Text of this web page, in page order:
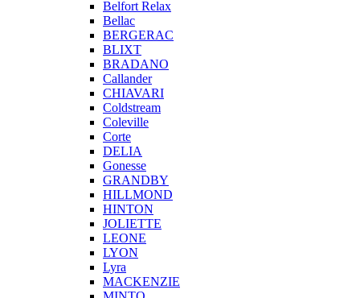
Belfort Relax
Bellac
BERGERAC
BLIXT
BRADANO
Callander
CHIAVARI
Coldstream
Coleville
Corte
DELIA
Gonesse
GRANDBY
HILLMOND
HINTON
JOLIETTE
LEONE
LYON
Lyra
MACKENZIE